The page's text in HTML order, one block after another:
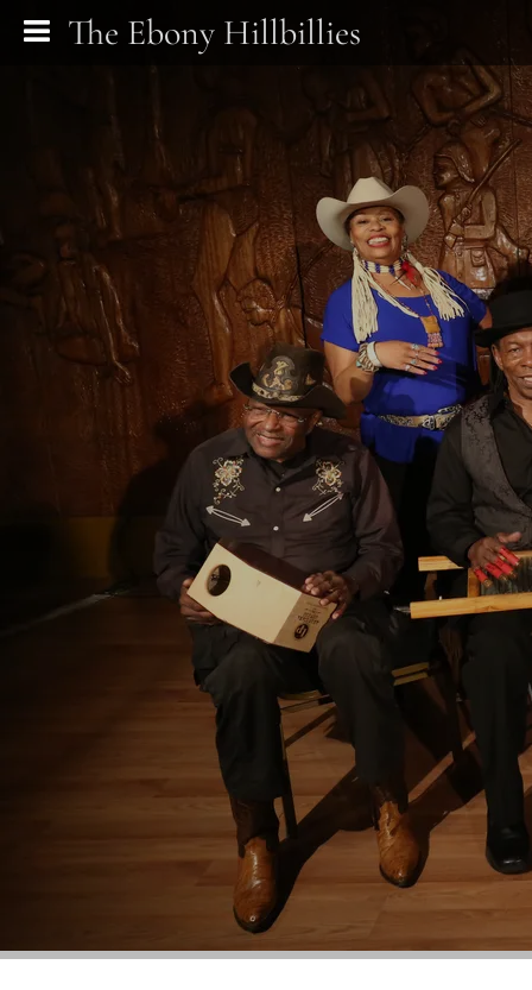
The Ebony Hillbillies